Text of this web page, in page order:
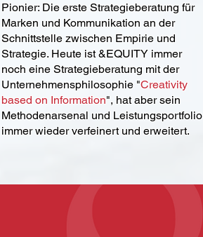
Pionier: Die erste Strategieberatung für
Marken und Kommunikation an der
Schnittstelle zwischen Empirie und
Strategie. Heute ist &EQUITY immer
noch eine Strategieberatung mit der
Unternehmensphilosophie "Creativity
based on Information", hat aber sein
Methodenarsenal und Leistungsportfolio
immer wieder verfeinert und erweitert.